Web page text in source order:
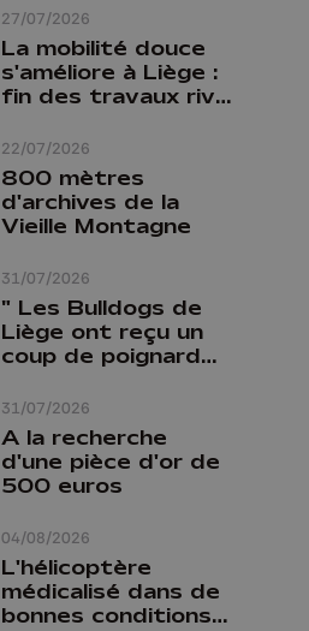
27/07/2026
province de Liège :
"Un citoyen qui
n'est formé ne
peut pas nous
aider"
22/07/2026
La mobilité douce
s'améliore à Liège :
fin des travaux rive
cyclo-piétonnes
Avroy et
Guillemins...
31/07/2026
800 mètres
d'archives de la
Vieille Montagne
31/07/2026
" Les Bulldogs de
Liège ont reçu un
coup de poignard
04/08/2026
A la recherche
d'une pièce d'or de
500 euros
L'hélicoptère
médicalisé dans de
bonnes conditions à